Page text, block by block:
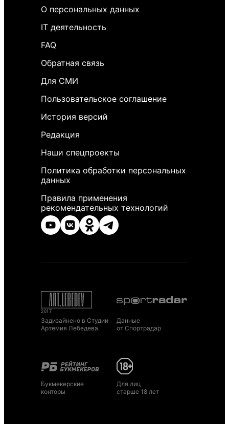
О персональных данных
IT деятельность
FAQ
Обратная связь
Для СМИ
Пользовательское соглашение
История версий
Редакция
Наши спецпроекты
Политика обработки персональных
данных
Правила применения
рекомендательных технологий
Задизайнено в Студии
Артемия Лебедева
Данные
от Спортрадар
Букмекерские
конторы
Для лиц
старше 18 лет